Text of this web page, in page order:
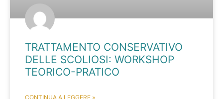
TRATTAMENTO CONSERVATIVO
DELLE SCOLIOSI: WORKSHOP
TEORICO-PRATICO
CONTINUA A LEGGERE »